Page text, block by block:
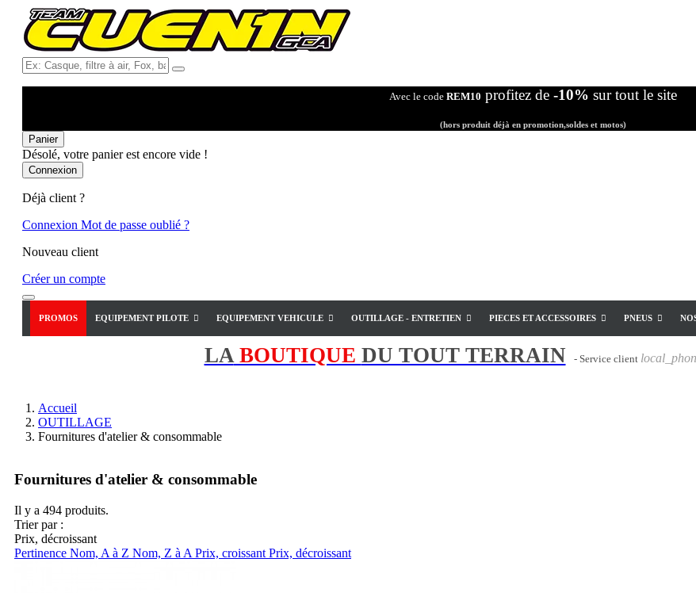
Ex:
Casque,
Fox,
...
Avec le code REM10 profitez de -10% sur tout le site
(hors produit déjà en promotion,soldes et motos)
Panier
Désolé, votre panier est encore vide !
Connexion
Déjà client ?
Connexion Mot de passe oublié ?
Nouveau client
Créer un compte
PROMOS EQUIPEMENT PILOTE EQUIPEMENT VEHICULE OUTILLAGE - ENTRETIEN PIECES ET ACCESSOIRES PNEUS
LABOUTIQUE DU TOUT TERRAIN - Service client
Accueil
OUTILLAGE
Fournitures d'atelier & consommable
Fournitures d'atelier & consommable
Il y a 494 produits.
Trier par :
Prix, décroissant
Pertinence Nom, A à Z Nom, Z à A Prix, croissant Prix, décroissant